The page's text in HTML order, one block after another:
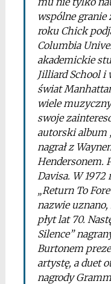
wspólne granie
roku Chick
Columbia
akademickie
Jilliard School i
świat
wiele
swoje
autorski album
nagrał z
Hendersonem.
Davisa. W 1972
„Return To
nazwie
płyt lat 70.
Silence”
Burtonem
artystę, a duet
nagrody